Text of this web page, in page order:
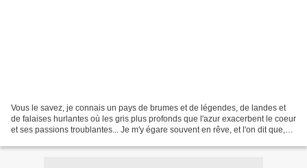
Vous le savez, je connais un pays de brumes et de légendes, de landes et
de falaises hurlantes où les gris plus profonds que l'azur exacerbent le coeur
et ses passions troublantes... Je m'y égare souvent en rêve, et l'on dit que,